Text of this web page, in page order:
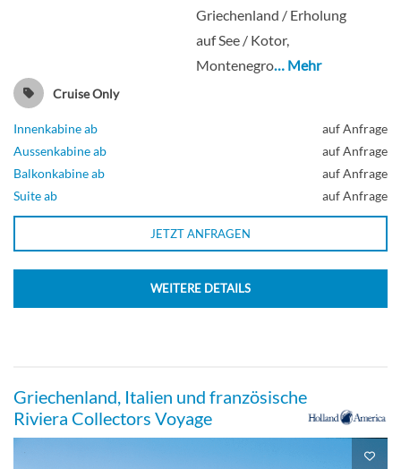
Große Kabine mit Meerblick
(vollkommen eingeschränkte Sicht)-[HH]
Obere Promenade
Aussenkabine
Große / Standard-Innenkabine-[I]
Innenkabine
Griechenland / Erholung
auf See / Kotor,
Montenegro… Mehr
Cruise Only
Innenkabine ab
auf Anfrage
Aussenkabine ab
auf Anfrage
Balkonkabine ab
auf Anfrage
Suite ab
auf Anfrage
JETZT ANFRAGEN
WEITERE DETAILS
Griechenland, Italien und französische
Riviera Collectors Voyage